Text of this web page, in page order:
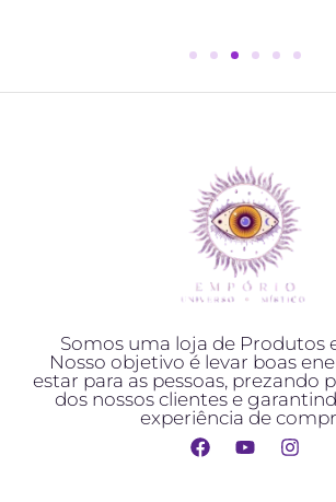
Somos uma loja de Produtos
Nosso objetivo é levar boas
estar para as pessoas, prezando
dos nossos clientes e
experiência de